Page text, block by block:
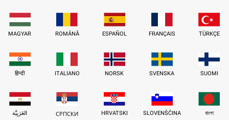
MAGYAR ROMÂNĂ ESPAÑOL FRANÇAIS TÜRKÇE
हिन्दी ITALIANO NORSK SVENSKA SUOMI
العَرَبِيَّة СРПСКИ HRVATSKI SLOVENŠČINA বাংলা